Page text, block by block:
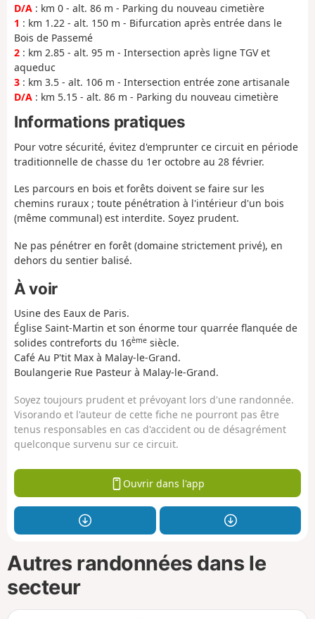
D/A : km 0 - alt. 86 m - Parking du nouveau cimetière
1 : km 1.22 - alt. 150 m - Bifurcation après entrée dans le
Bois de Passemé
2 : km 2.85 - alt. 95 m - Intersection après ligne TGV et
aqueduc
3 : km 3.5 - alt. 106 m - Intersection entrée zone artisanale
D/A : km 5.15 - alt. 86 m - Parking du nouveau cimetière
Informations pratiques
Pour votre sécurité, évitez d'emprunter ce circuit en période
traditionnelle de chasse du 1er octobre au 28 février.
Les parcours en bois et forêts doivent se faire sur les
chemins ruraux ; toute pénétration à l'intérieur d'un bois
(même communal) est interdite. Soyez prudent.
Ne pas pénétrer en forêt (domaine strictement privé), en
dehors du sentier balisé.
À voir
Usine des Eaux de Paris.
Église Saint-Martin et son énorme tour quarrée flanquée de
solides contreforts du 16ème siècle.
Café Au P'tit Max à Malay-le-Grand.
Boulangerie Rue Pasteur à Malay-le-Grand.
Soyez toujours prudent et prévoyant lors d'une randonnée.
Visorando et l'auteur de cette fiche ne pourront pas être
tenus responsables en cas d'accident ou de désagrément
quelconque survenu sur ce circuit.
Ouvrir dans l'app
Autres randonnées dans le
secteur